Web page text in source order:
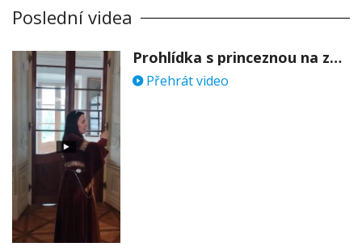
Poslední videa
Prohlídka s princeznou na zámku Stekník
Přehrát video